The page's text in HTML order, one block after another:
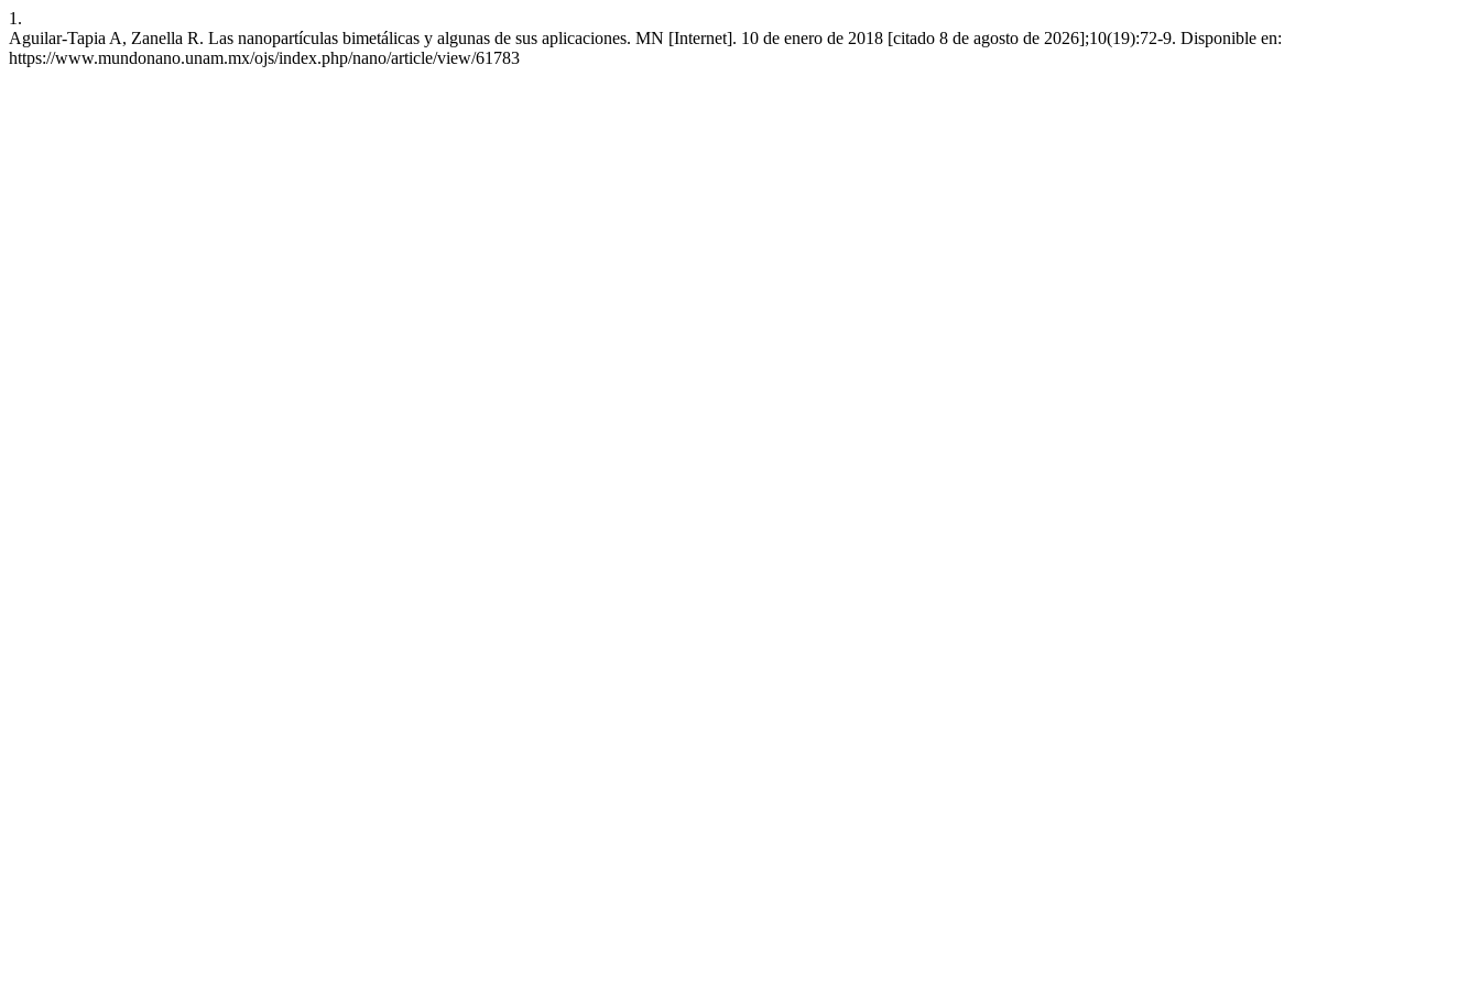
1.
Aguilar-Tapia A, Zanella R. Las nanopartículas bimetálicas y algunas de sus aplicaciones. MN [Internet]. 10 de enero de 2018 [citado 8 de agosto de 2026];10(19):72-9. Disponible en:
https://www.mundonano.unam.mx/ojs/index.php/nano/article/view/61783